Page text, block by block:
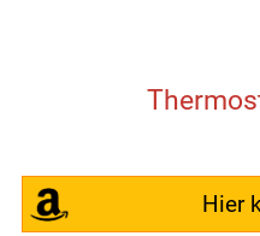
Hier